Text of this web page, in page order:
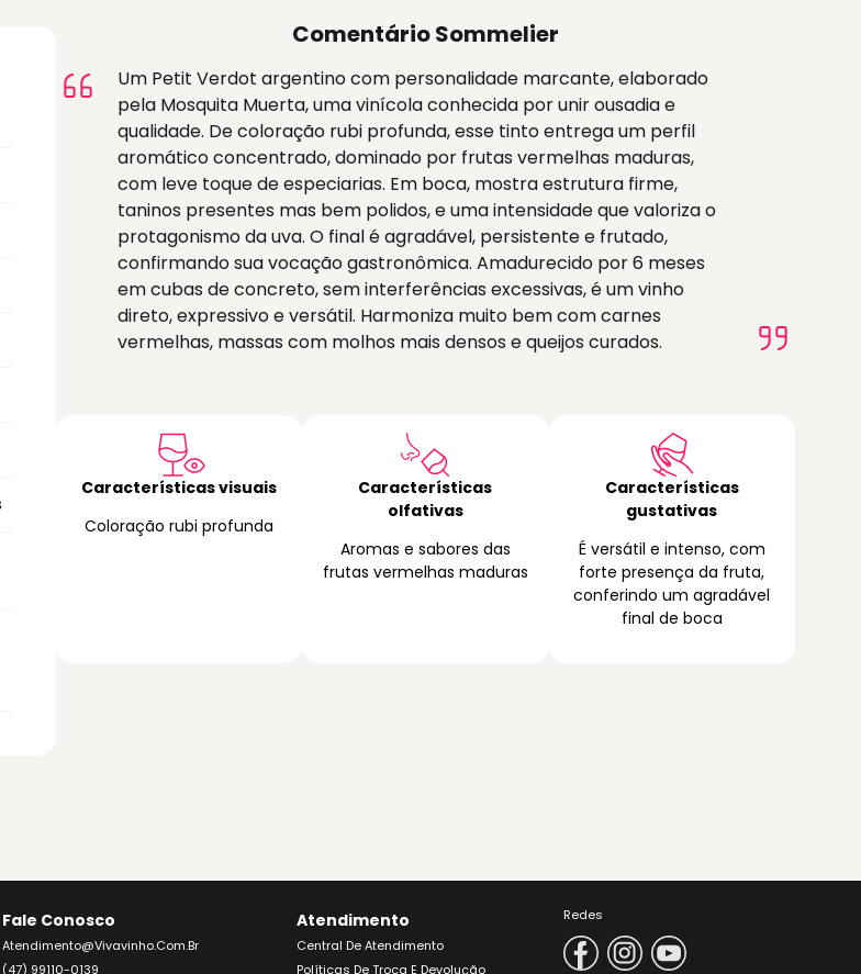
Comentário Sommelier
Um Petit Verdot argentino com personalidade marcante, elaborado
pela Mosquita Muerta, uma vinícola conhecida por unir ousadia e
qualidade. De coloração rubi profunda, esse tinto entrega um perfil
aromático concentrado, dominado por frutas vermelhas maduras,
com leve toque de especiarias. Em boca, mostra estrutura firme,
taninos presentes mas bem polidos, e uma intensidade que valoriza o
protagonismo da uva. O final é agradável, persistente e frutado,
confirmando sua vocação gastronômica. Amadurecido por 6 meses
em cubas de concreto, sem interferências excessivas, é um vinho
direto, expressivo e versátil. Harmoniza muito bem com carnes
vermelhas, massas com molhos mais densos e queijos curados.
Características visuais
Coloração rubi profunda
Características
olfativas
Aromas e sabores das
frutas vermelhas maduras
Características
gustativas
É versátil e intenso, com
forte presença da fruta,
conferindo um agradável
final de boca
Fale Conosco
Atendimento@vivavinho.com.br
(47) 99110-0139
Atendimento
Central De Atendimento
Políticas De Troca E Devolução
Redes